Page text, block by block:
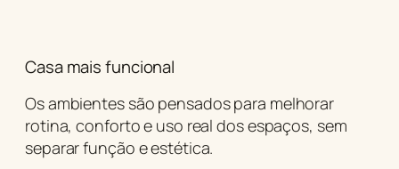
Casa mais funcional
Os ambientes são pensados para melhorar
rotina, conforto e uso real dos espaços, sem
separar função e estética.